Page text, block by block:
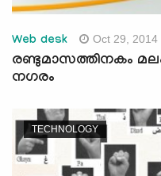
Web desk Oct 29, 2014
രണ്ടുമാസത്തിനകം
നഗരം
TECHNOLOGY